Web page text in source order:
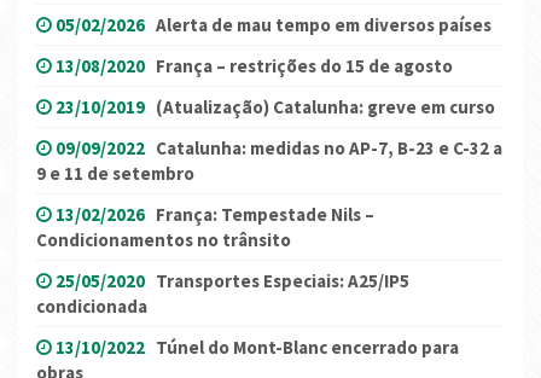
05/02/2026 Alerta de mau tempo em diversos países
13/08/2020 França – restrições do 15 de agosto
23/10/2019 (Atualização) Catalunha: greve em curso
09/09/2022 Catalunha: medidas no AP-7, B-23 e C-32 a
9 e 11 de setembro
13/02/2026 França: Tempestade Nils –
Condicionamentos no trânsito
25/05/2020 Transportes Especiais: A25/IP5
condicionada
13/10/2022 Túnel do Mont-Blanc encerrado para
obras